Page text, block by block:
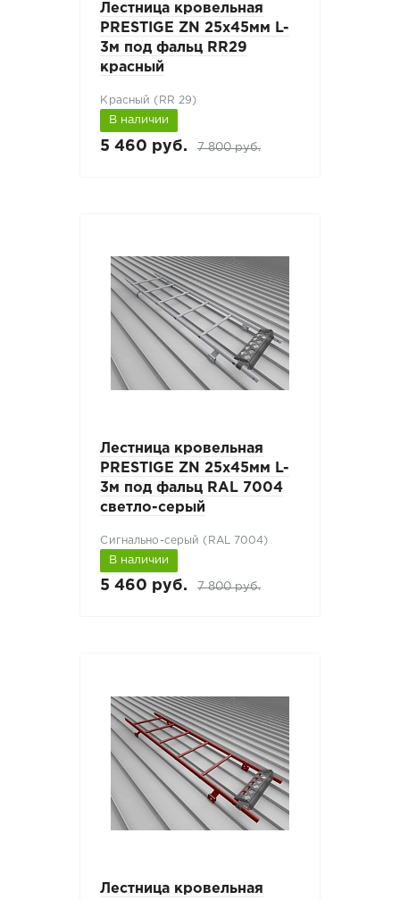
Лестница кровельная
PRESTIGE ZN 25x45мм L-
3м под фальц RR29
красный
Красный (RR 29)
В наличии
5 460 руб. 7 800 руб.
Лестница кровельная
PRESTIGE ZN 25x45мм L-
3м под фальц RAL 7004
светло-серый
Сигнально-серый (RAL 7004)
В наличии
5 460 руб. 7 800 руб.
Лестница кровельная